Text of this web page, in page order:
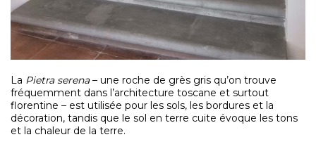
La Pietra serena– une roche de grès gris qu’on trouve
fréquemment dans l’architecture toscane et surtout
florentine – est utilisée pour les sols, les bordures et la
décoration, tandis que le sol en terre cuite évoque les tons
et la chaleur de la terre.